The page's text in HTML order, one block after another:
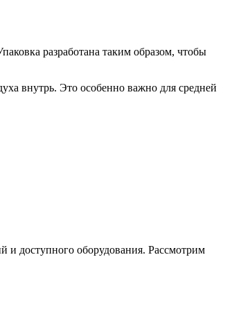
разработана таким образом, чтобы
внутрь. Это особенно важно для средней
и доступного оборудования. Рассмотрим